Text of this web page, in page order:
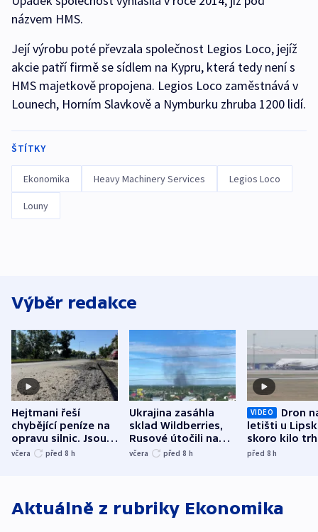
názvem HMS.
Její výrobu poté převzala společnost Legios Loco, jejíž
akcie patří firmě se sídlem na Kypru, která tedy není s
HMS majetkově propojena. Legios Loco zaměstnává v
Lounech, Horním Slavkově a Nymburku zhruba 1200 lidí.
ŠTÍTKY
Ekonomika Heavy Machinery Services Legios Loco
Louny
Výběr redakce
Hejtmani řeší
chybějící peníze na
opravu silnic. Jsou
nenárokové, namítá
včera před 8 h
Ukrajina zasáhla
sklad Wildberries,
Rusové útočili na
trh, hasiče či
včera před 8 h
VIDEO
Dron
letišti u
skoro kilo
indicie
před 8h
Aktuálně z rubriky Ekonomika